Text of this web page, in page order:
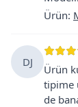
Ürün:
DJ
Ürün
tipime
de